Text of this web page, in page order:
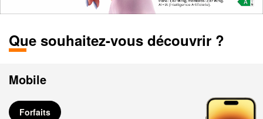
Que souhaitez-vous découvrir ?
Mobile
Forfaits